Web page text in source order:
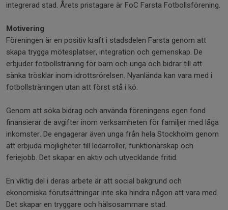
integrerad stad. Årets pristagare är FoC Farsta Fotbollsförening.
Motivering
Föreningen är en positiv kraft i stadsdelen Farsta genom att
skapa trygga mötesplatser, integration och gemenskap. De
erbjuder fotbollsträning för barn och unga och bidrar till att
sänka trösklar inom idrottsrörelsen. Nyanlända kan vara med i
fotbollsträningen utan att först stå i kö.
Genom att söka bidrag och använda föreningens egen fond
finansierar de avgifter inom verksamheten för familjer med låga
inkomster. De engagerar även unga från hela Stockholm genom
att erbjuda möjligheter till ledarroller, funktionärskap och
feriejobb. Det skapar en aktiv och utvecklande fritid.
En viktig del i deras arbete är att social bakgrund och
ekonomiska förutsättningar inte ska hindra någon att vara med.
Det skapar en tryggare och hälsosammare stad.